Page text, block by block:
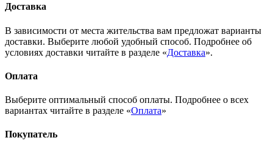
Доставка
В зависимости от места жительства вам предложат варианты
доставки. Выберите любой удобный способ. Подробнее об
условиях доставки читайте в разделе «Доставка».
Оплата
Выберите оптимальный способ оплаты. Подробнее о всех
вариантах читайте в разделе «Оплата»
Покупатель